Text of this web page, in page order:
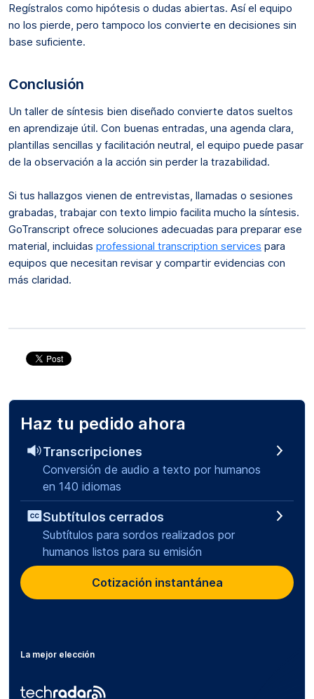
Regístralos como hipótesis o dudas abiertas. Así el equipo
no los pierde, pero tampoco los convierte en decisiones sin
base suficiente.
Conclusión
Un taller de síntesis bien diseñado convierte datos sueltos
en aprendizaje útil. Con buenas entradas, una agenda clara,
plantillas sencillas y facilitación neutral, el equipo puede pasar
de la observación a la acción sin perder la trazabilidad.
Si tus hallazgos vienen de entrevistas, llamadas o sesiones
grabadas, trabajar con texto limpio facilita mucho la síntesis.
GoTranscript ofrece soluciones adecuadas para preparar ese
material, incluidas professional transcription services para
equipos que necesitan revisar y compartir evidencias con
más claridad.
Haz tu pedido ahora
Transcripciones
Conversión de audio a texto por humanos
en 140 idiomas
Subtítulos cerrados
Subtítulos para sordos realizados por
humanos listos para su emisión
Cotización instantánea
La mejor elección